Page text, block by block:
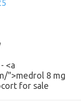
<a
">medrol 8 mg
for sale